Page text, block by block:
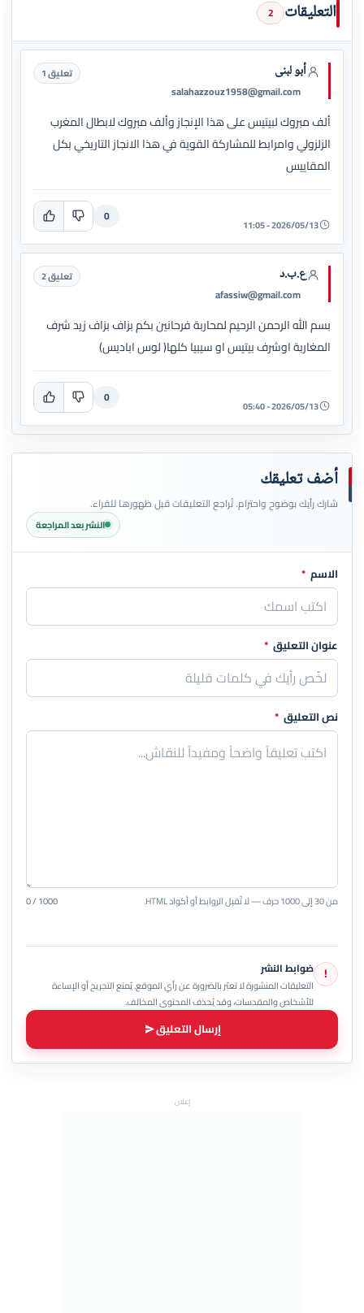
التعليقات 2
أبو لبنى
salahazzouz1958@gmail.com
تعليق 1
ألف مبروك لبيتيس على هذا الإنجاز وألف مبروك لابطال المغرب
الزلزولي وامرابط للمشاركة القوية في هذا الانجاز التاريخي بكل
المقاييس
2026/05/13 - 11:05
0
ع.ب.د
afassiw@gmail.com
تعليق 2
بسم الله الرحمن الرحيم لمحاربة فرحانين بكم بزاف بزاف زيد شرف
المغاربة اوشرف بيتيس او سيبيا كلها( لوس اباديس)
2026/05/13 - 05:40
0
أضف تعليقك
شارك رأيك بوضوح واحترام. تُراجع التعليقات قبل ظهورها للقراء.
النشر بعد المراجعة
اترك هذا الحقل فارغاً
الاسم *
عنوان التعليق *
نص التعليق *
من 30 إلى 1000 حرف — لا تُقبل الروابط أو أكواد HTML. 0 / 1000
! ضوابط النشر
التعليقات المنشورة لا تعبّر بالضرورة عن رأي الموقع. يُمنع التجريح أو الإساءة
للأشخاص والمقدسات، وقد يُحذف المحتوى المخالف.
إرسال التعليق
إعلان